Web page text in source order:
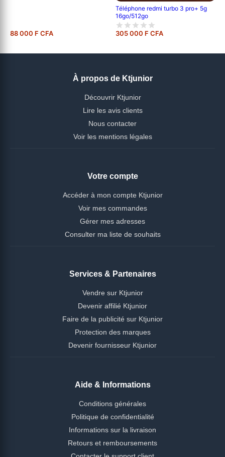
88 000 F CFA
Téléphone redmi turbo 3 pro+ 5g
16go/512go
305 000 F CFA
À propos de Ktjunior
Découvrir Ktjunior
Lire les avis clients
Nous contacter
Voir les mentions légales
Votre compte
Accéder à mon compte Ktjunior
Voir mes commandes
Gérer mes adresses
Consulter ma liste de souhaits
Services & Partenaires
Vendre sur Ktjunior
Devenir affilié Ktjunior
Faire de la publicité sur Ktjunior
Protection des marques
Devenir fournisseur Ktjunior
Aide & Informations
Conditions générales
Politique de confidentialité
Informations sur la livraison
Retours et remboursements